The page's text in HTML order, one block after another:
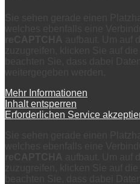
Mehr Informationen
Inhalt entsperren
Erforderlichen Service